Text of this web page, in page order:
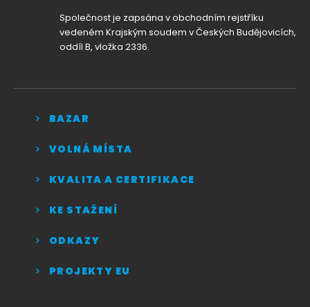
Společnost je zapsána v obchodním rejstříku
vedeném Krajským soudem v Českých Budějovicích,
oddíl B, vložka 2336.
BAZAR
VOLNÁ MÍSTA
KVALITA A CERTIFIKACE
KE STAŽENÍ
ODKAZY
PROJEKTY EU